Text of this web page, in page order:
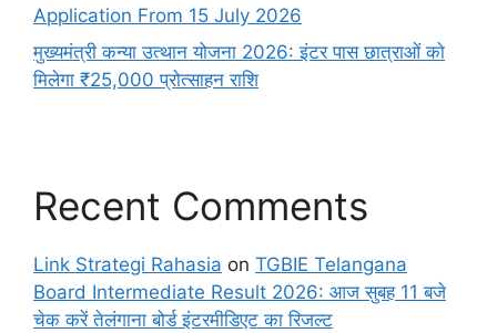
Application From 15 July 2026
मुख्यमंत्री कन्या उत्थान योजना 2026: इंटर पास छात्राओं को
मिलेगा ₹25,000 प्रोत्साहन राशि
Recent Comments
Link Strategi Rahasia on TGBIE Telangana
Board Intermediate Result 2026: आज सुबह 11 बजे
चेक करें तेलंगाना बोर्ड इंटरमीडिएट का रिजल्ट